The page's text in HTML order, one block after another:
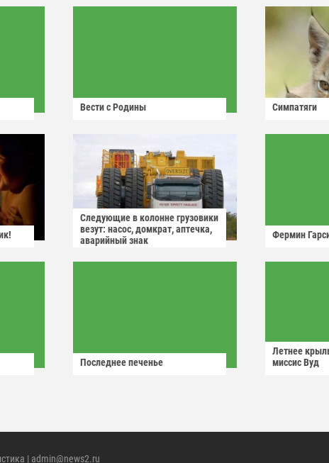
Вести с Родины Симпатяги
Следующие в колонне грузовики
везут: насос, домкрат, аптечка,
аварийный знак
Фермин
Последнее печенье
Летнее
миссис Вуд
| admin@news2.ru